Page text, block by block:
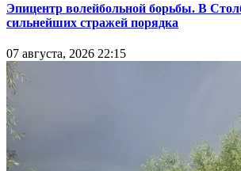
Эпицентр волейбольной борьбы. В
сильнейших стражей порядка
07 августа, 2026 22:15